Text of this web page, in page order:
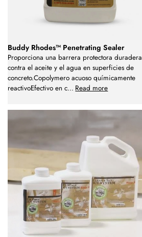
Buddy Rhodes™ Penetrating Sealer
Proporciona una barrera protectora duradera
contra el aceite y el agua en superficies de
concreto.Copolymero acuoso químicamente
reactivoEfectivo en c... Read more